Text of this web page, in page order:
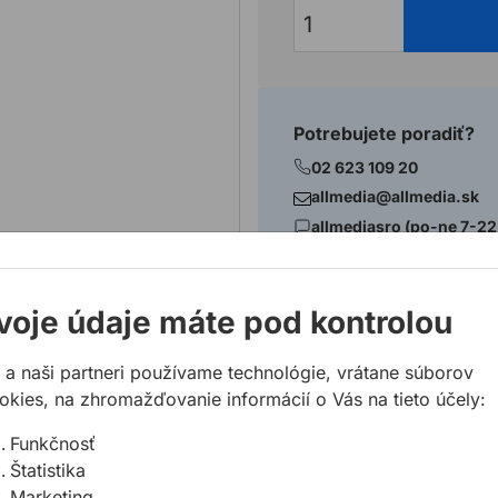
Potrebujete poradiť?
02 623 109 20
allmedia@allmedia.sk
allmediasro (po-ne 7-22
bezchybne pokojným chodom
údaje máte pod kontrolou
a naši partneri používame technológie, vrátane súborov
na zhromažďovanie informácií o Vás na tieto účely:
Funkčnosť
Štatistika